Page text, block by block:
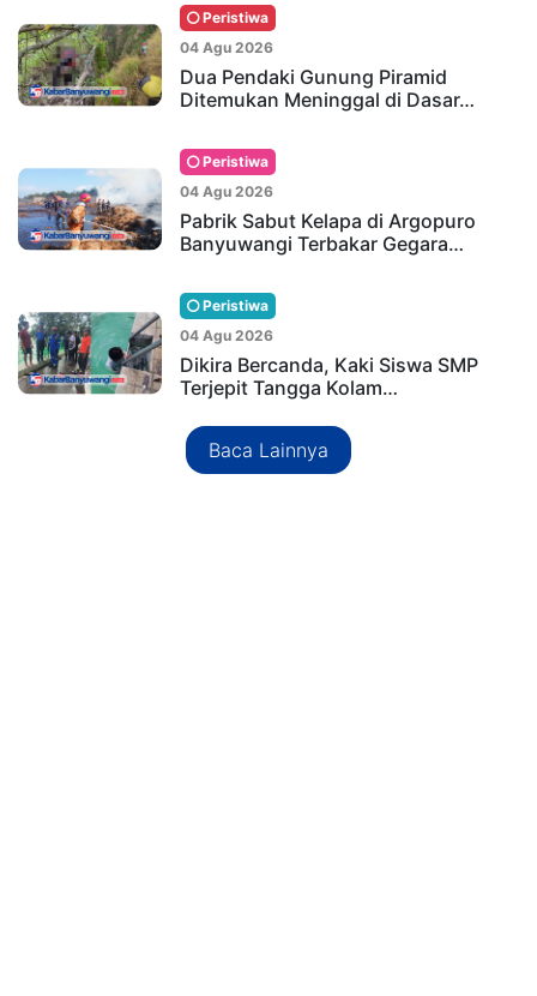
Peristiwa
04 Agu 2026
Dua Pendaki Gunung Piramid
Ditemukan Meninggal di Dasar…
Peristiwa
04 Agu 2026
Pabrik Sabut Kelapa di Argopuro
Banyuwangi Terbakar Gegara…
Peristiwa
04 Agu 2026
Dikira Bercanda, Kaki Siswa SMP
Terjepit Tangga Kolam…
Baca Lainnya